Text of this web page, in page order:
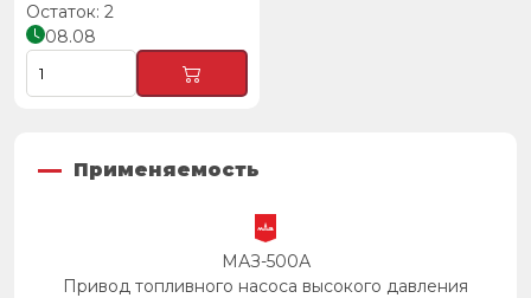
2
08.08
Применяемость
МАЗ-500А
Привод топливного насоса высокого давления